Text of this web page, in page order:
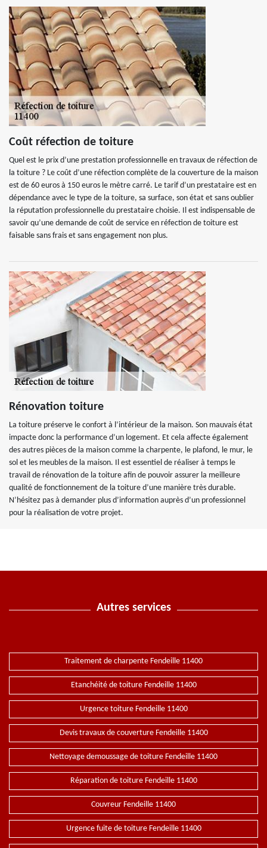
Coût réfection de toiture
Quel est le prix d’une prestation professionnelle en travaux de réfection de
la toiture ? Le coût d’une réfection complète de la couverture de la maison
est de 60 euros à 150 euros le mètre carré. Le tarif d’un prestataire est en
dépendance avec le type de la toiture, sa surface, son état et sans oublier
la réputation professionnelle du prestataire choisie. Il est indispensable de
savoir qu’une demande de coût de service en réfection de toiture est
faisable sans frais et sans engagement non plus.
Rénovation toiture
La toiture préserve le confort à l’intérieur de la maison. Son mauvais état
impacte donc la performance d’un logement. Et cela affecte également
des autres pièces de la maison comme la charpente, le plafond, le mur, le
sol et les meubles de la maison. Il est essentiel de réaliser à temps le
travail de rénovation de la toiture afin de pouvoir assurer la meilleure
qualité de fonctionnement de la toiture d’une manière très durable.
N’hésitez pas à demander plus d’information auprès d’un professionnel
pour la réalisation de votre projet.
Autres services
Traitement de charpente Fendeille 11400
Etanchéité de toiture Fendeille 11400
Urgence toiture Fendeille 11400
Devis travaux de couverture Fendeille 11400
Nettoyage demoussage de toiture Fendeille 11400
Réparation de toiture Fendeille 11400
Couvreur Fendeille 11400
Urgence fuite de toiture Fendeille 11400